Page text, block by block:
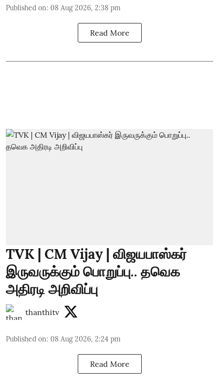
Published on: 08 Aug 2026, 2:38 pm
Read More
TVK | CM Vijay | விஜயபாஸ்கர்
இருவருக்கும் பொறுப்பு.. தவெக
அதிரடி அறிவிப்பு
thanthitv
Published on: 08 Aug 2026, 2:24 pm
Read More